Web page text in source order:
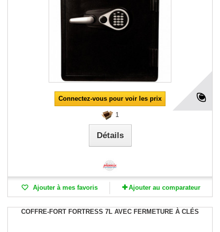
Connectez-vous pour voir les prix
1
Détails
Ajouter à mes favoris Ajouter au comparateur
COFFRE-FORT FORTRESS 7L AVEC FERMETURE À CLÉS